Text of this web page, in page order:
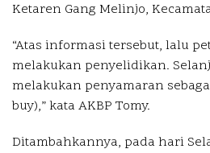
Ketaren Gang Melinjo,
“Atas informasi tersebut, lalu
melakukan penyelidikan.
melakukan penyamaran
buy),” kata AKBP Tomy.
Ditambahkannya, pada hari